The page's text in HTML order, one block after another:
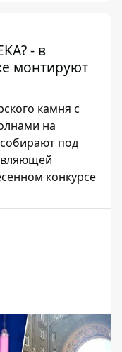
- в
монтируют
камня с
на
под
конкурсе